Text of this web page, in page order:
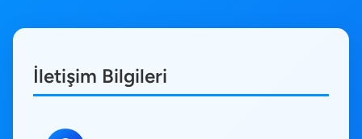
İletişim Bilgileri